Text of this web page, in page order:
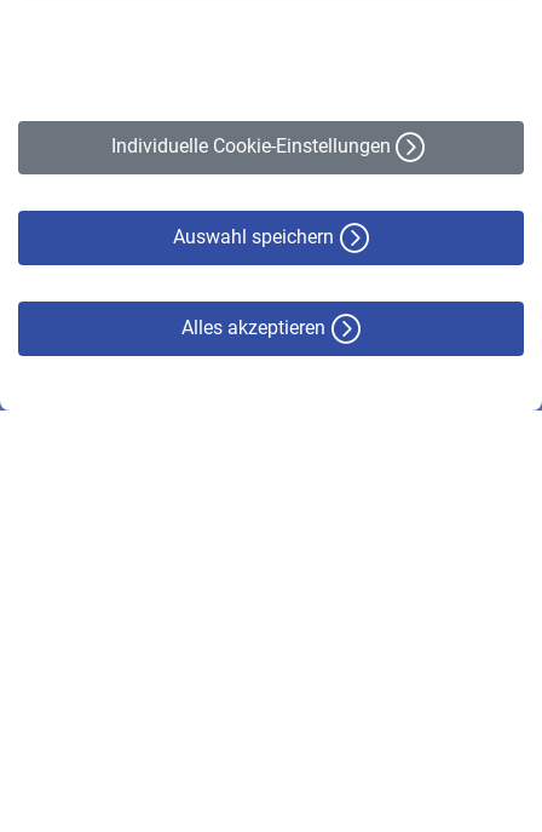
Individuelle Cookie-Einstellungen
Auswahl speichern
Alles akzeptieren
Erklärung zur Barrierefreiheit
© VBL 2026